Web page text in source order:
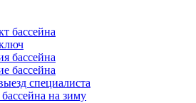
бассейна
бассейна
бассейна
специалиста
на зиму